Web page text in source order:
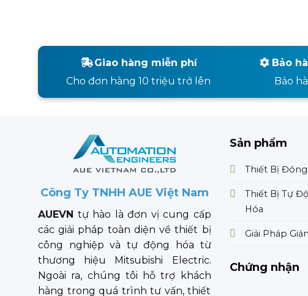
Giao hàng miễn phí
Cho đơn hàng 10 triệu trở lên
Bảo
Bảo
Công Ty TNHH AUE Việt Nam
AUEVN tự hào là đơn vị cung cấp
các giải pháp toàn diện về thiết bị
công nghiệp và tự động hóa từ
thương hiệu Mitsubishi Electric.
Ngoài ra, chúng tôi hỗ trợ khách
hàng trong quá trình tư vấn, thiết
Sản phẩm
Thiết Bị Đóng
Thiết Bị Tự
Hóa
Giải Pháp
Chứng nhận